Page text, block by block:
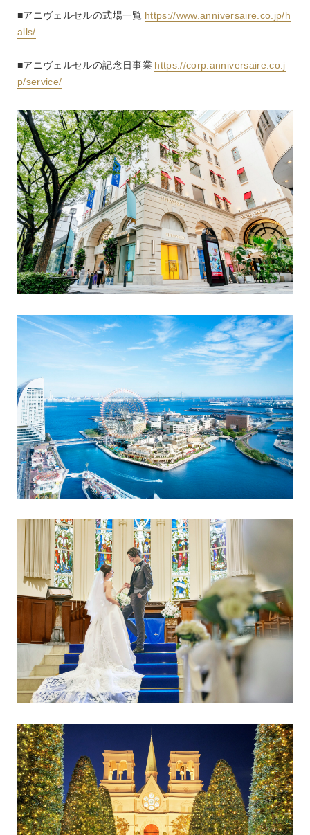
■アニヴェルセルの式場一覧 https://www.anniversaire.co.jp/h
alls/
■アニヴェルセルの記念日事業 https://corp.anniversaire.co.j
p/service/